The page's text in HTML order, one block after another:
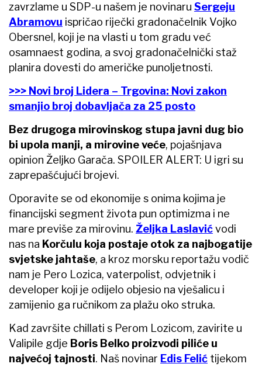
zavrzlame u SDP-u našem je novinaru Sergeju
Abramovu ispričao riječki gradonačelnik Vojko
Obersnel, koji je na vlasti u tom gradu već
osamnaest godina, a svoj gradonačelnički staž
planira dovesti do američke punoljetnosti.
>>> Novi broj Lidera – Trgovina: Novi zakon
smanjio broj dobavljača za 25 posto
Bez drugoga mirovinskog stupa javni dug bio
bi upola manji, a mirovine veće, pojašnjava
opinion Željko Garača. SPOILER ALERT: U igri su
zaprepašćujući brojevi.
Oporavite se od ekonomije s onima kojima je
financijski segment života pun optimizma i ne
mare previše za mirovinu. Željka Laslavićvodi
nas na Korčulu koja postaje otok za najbogatije
svjetske jahtaše, a kroz morsku reportažu vodič
nam je Pero Lozica, vaterpolist, odvjetnik i
developer koji je odijelo objesio na vješalicu i
zamijenio ga ručnikom za plažu oko struka.
Kad završite chillati s Perom Lozicom, zavirite u
Valipile gdje Boris Belko proizvodi piliće u
najvećoj tajnosti. Naš novinar Edis Felić tijekom